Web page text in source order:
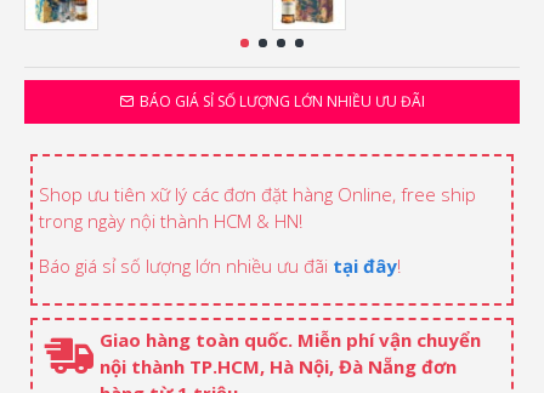
BÁO GIÁ SỈ SỐ LƯỢNG LỚN NHIỀU ƯU ĐÃI
Shop ưu tiên xữ lý các đơn đặt hàng Online, free ship
trong ngày nội thành HCM & HN!
Báo giá sỉ số lượng lớn nhiều ưu đãi tại đây!
Giao hàng toàn quốc. Miễn phí vận chuyển
nội thành TP.HCM, Hà Nội, Đà Nẵng đơn